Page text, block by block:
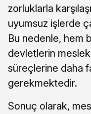
zorluklarla
uyumsuz işlerde
Bu nedenle, hem
devletlerin
süreçlerine daha
gerekmektedir.
Sonuç olarak,